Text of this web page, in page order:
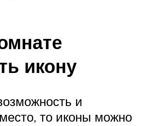
икону
и
то иконы можно